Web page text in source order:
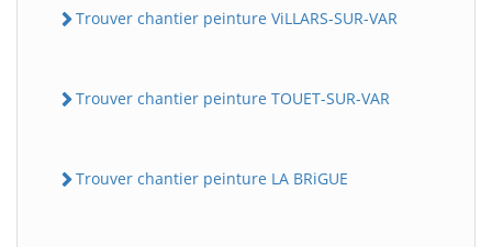
Trouver chantier peinture ViLLARS-SUR-VAR
Trouver chantier peinture TOUET-SUR-VAR
Trouver chantier peinture LA BRiGUE